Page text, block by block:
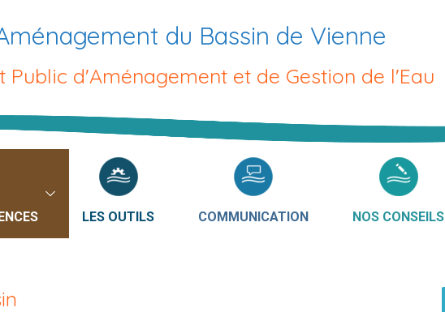
du Bassin de Vienne
Public d'Aménagement et de Gestion de l'Eau
LES OUTILS COMMUNICATION NOS CONSEILS